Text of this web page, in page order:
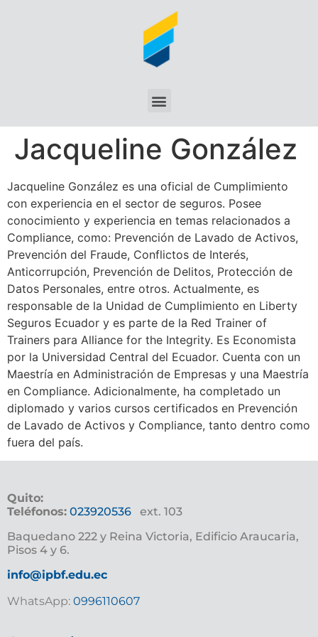
Jacqueline González
Jacqueline González es una oficial de Cumplimiento
con experiencia en el sector de seguros. Posee
conocimiento y experiencia en temas relacionados a
Compliance, como: Prevención de Lavado de Activos,
Prevención del Fraude, Conflictos de Interés,
Anticorrupción, Prevención de Delitos, Protección de
Datos Personales, entre otros. Actualmente, es
responsable de la Unidad de Cumplimiento en Liberty
Seguros Ecuador y es parte de la Red Trainer of
Trainers para Alliance for the Integrity. Es Economista
por la Universidad Central del Ecuador. Cuenta con un
Maestría en Administración de Empresas y una Maestría
en Compliance. Adicionalmente, ha completado un
diplomado y varios cursos certificados en Prevención
de Lavado de Activos y Compliance, tanto dentro como
fuera del país.
Quito:
Teléfonos: 023920536 ext. 103
Baquedano 222 y Reina Victoria, Edificio Araucaria,
Pisos 4 y 6.
info@ipbf.edu.ec
WhatsApp: 0996110607